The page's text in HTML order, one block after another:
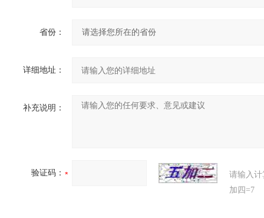
省份：
详细地址：
补充说明：
验证码：
请输入
加四=7